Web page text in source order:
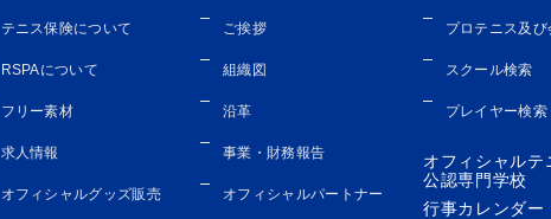
テニス保険について
RSPAについて
フリー素材
求人情報
オフィシャルグッズ販売
ご挨拶
組織図
沿革
事業・財務報告
オフィシャルパートナー
プロテニス及
スクール検索
プレイヤー検索
オフィシャル
公認専門学校
行事カレンダー